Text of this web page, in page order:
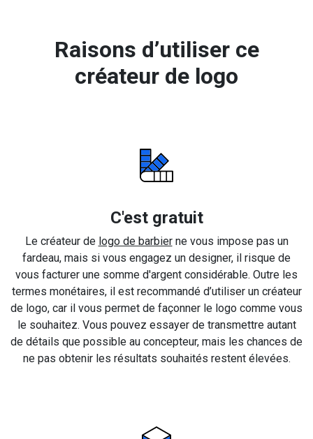
Raisons d’utiliser ce
créateur de logo
C'est gratuit
Le créateur de logo de barbierne vous impose pas un
fardeau, mais si vous engagez un designer, il risque de
vous facturer une somme d'argent considérable. Outre les
termes monétaires, il est recommandé d’utiliser un créateur
de logo, car il vous permet de façonner le logo comme vous
le souhaitez. Vous pouvez essayer de transmettre autant
de détails que possible au concepteur, mais les chances de
ne pas obtenir les résultats souhaités restent élevées.